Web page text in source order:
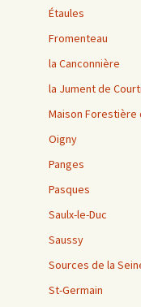
Étaules
Fromenteau
la Canconnière
la Jument de
Maison Forestière
Oigny
Panges
Pasques
Saulx-le-Duc
Saussy
Sources de la
St-Germain